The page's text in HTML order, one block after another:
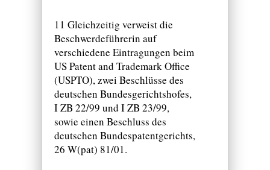
11 Gleichzeitig verweist die
Beschwerdeführerin auf
verschiedene Eintragungen beim
US Patent and Trademark Office
(USPTO), zwei Beschlüsse des
deutschen Bundesgerichtshofes,
I ZB 22/99 und I ZB 23/99,
sowie einen Beschluss des
deutschen Bundespatentgerichts,
26 W(pat) 81/01.